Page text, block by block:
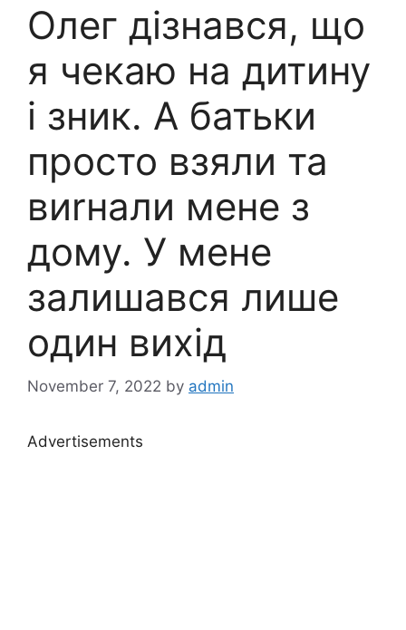
Олег дізнався, що
я чекаю на дитину
і зник. А батьки
просто взяли та
виrнали мене з
дому. У мене
залишався лише
один вихід
November 7, 2022 by admin
Advertisements